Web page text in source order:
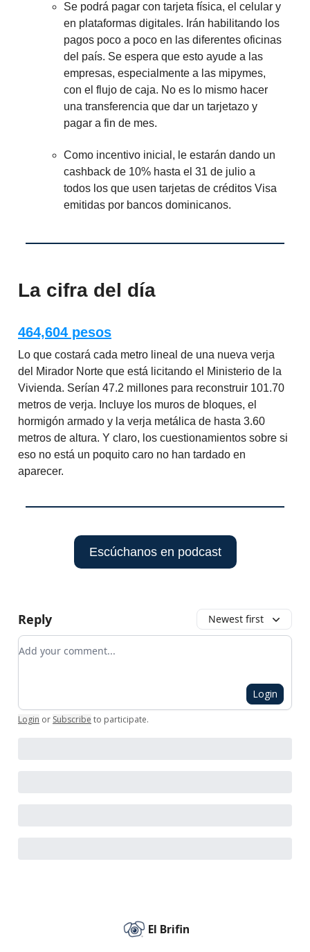
Se podrá pagar con tarjeta física, el celular y
en plataformas digitales. Irán habilitando los
pagos poco a poco en las diferentes oficinas
del país. Se espera que esto ayude a las
empresas, especialmente a las mipymes,
con el flujo de caja. No es lo mismo hacer
una transferencia que dar un tarjetazo y
pagar a fin de mes.
Como incentivo inicial, le estarán dando un
cashback de 10% hasta el 31 de julio a
todos los que usen tarjetas de créditos Visa
emitidas por bancos dominicanos.
La cifra del día
464,604 pesos
Lo que costará cada metro lineal de una nueva verja
del Mirador Norte que está licitando el Ministerio de la
Vivienda. Serían 47.2 millones para reconstruir 101.70
metros de verja. Incluye los muros de bloques, el
hormigón armado y la verja metálica de hasta 3.60
metros de altura. Y claro, los cuestionamientos sobre si
eso no está un poquito caro no han tardado en
aparecer.
Escúchanos en podcast
Reply Newest first
Add your comment
Login
Login or Subscribe to participate.
El Brifin